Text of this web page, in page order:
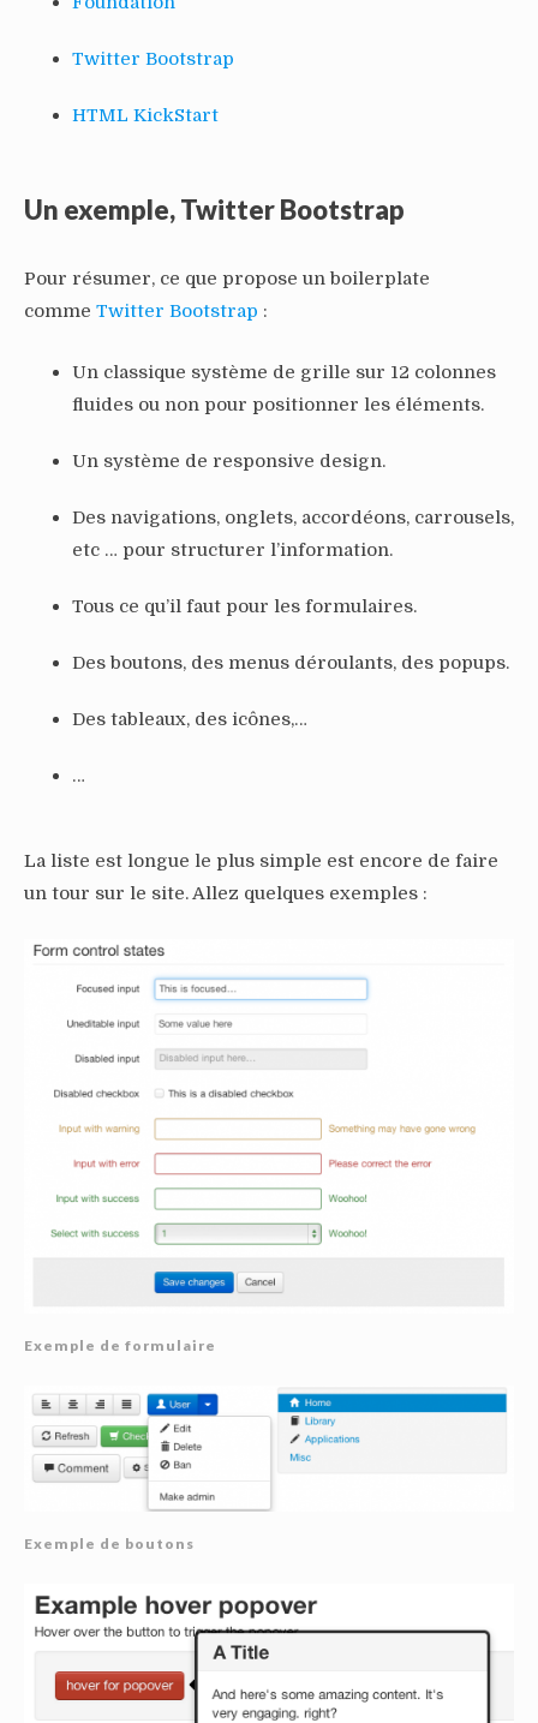
Twitter Bootstrap
HTML KickStart
Un exemple, Twitter Bootstrap
Pour résumer, ce que propose un boilerplate
comme Twitter Bootstrap :
Un classique système de grille sur 12 colonnes
fluides ou non pour positionner les éléments.
Un système de responsive design.
Des navigations, onglets, accordéons, carrousels,
etc … pour structurer l’information.
Tous ce qu’il faut pour les formulaires.
Des boutons, des menus déroulants, des popups.
Des tableaux, des icônes,…
…
La liste est longue le plus simple est encore de faire
un tour sur le site. Allez quelques exemples :
Exemple de formulaire
Exemple de boutons